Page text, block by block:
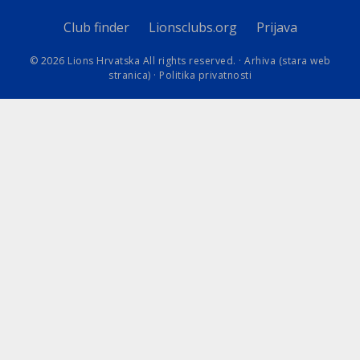
Club finder Lionsclubs.org Prijava
© 2026 Lions Hrvatska All rights reserved. · Arhiva (stara web
stranica) · Politika privatnosti